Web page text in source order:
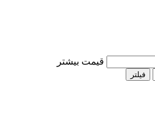
قیمت بیشتر
فیلتر